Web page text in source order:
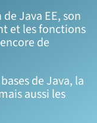
Java EE, son
et les fonctions
de
de Java, la
aussi les